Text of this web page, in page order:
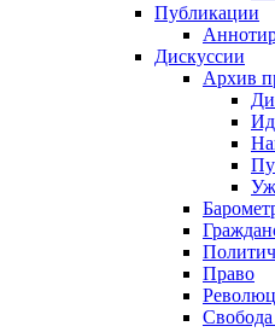
Публикации
Дискуссии
Архив
Право
Свобода